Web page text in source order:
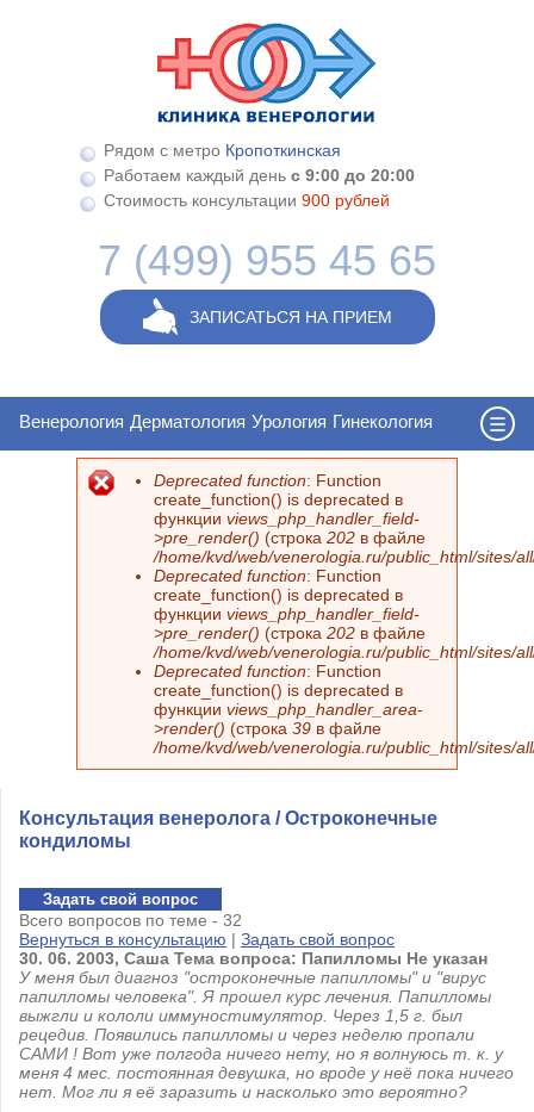
Рядом с метро Кропоткинская
Работаем каждый день с 9:00 до 20:00
Стоимость консультации 900 рублей
7 (499) 955 45 65
ЗАПИСАТЬСЯ НА ПРИЕМ
Венерология Дерматология Урология Гинекология
Сообщение об ошибке
Deprecated function: Function
create_function() is deprecated в
функции views_php_handler_field-
>pre_render() (строка 202 в файле
/home/kvd/web/venerologia.ru/public_html/sites/
Deprecated function: Function
create_function() is deprecated в
функции views_php_handler_field-
>pre_render() (строка 202 в файле
/home/kvd/web/venerologia.ru/public_html/sites/
Deprecated function: Function
create_function() is deprecated в
функции views_php_handler_area-
>render() (строка 39 в файле
/home/kvd/web/venerologia.ru/public_html/sites/
Консультация венеролога / Остроконечные
кондиломы
Задать свой вопрос
Всего вопросов по теме - 32
Вернуться в консультацию | Задать свой вопрос
30. 06. 2003, Саша Тема вопроса: Папилломы Не указан
У меня был диагноз "остроконечные папилломы" и "вирус
папилломы человека". Я прошел курс лечения. Папилломы
выжгли и кололи иммуностимулятор. Через 1,5 г. был
рецедив. Появились папилломы и через неделю пропали
САМИ ! Вот уже полгода ничего нету, но я волнуюсь т. к. у
меня 4 мес. постоянная девушка, но вроде у неё пока ничего
нет. Мог ли я её заразить и насколько это вероятно?